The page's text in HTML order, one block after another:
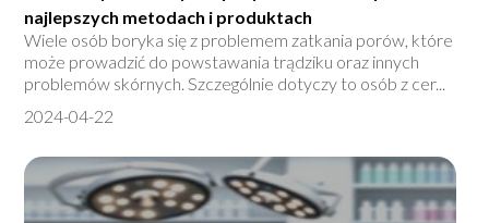
najlepszych metodach i produktach
Wiele osób boryka się z problemem zatkania porów, które
może prowadzić do powstawania trądziku oraz innych
problemów skórnych. Szczególnie dotyczy to osób z cer...
2024-04-22